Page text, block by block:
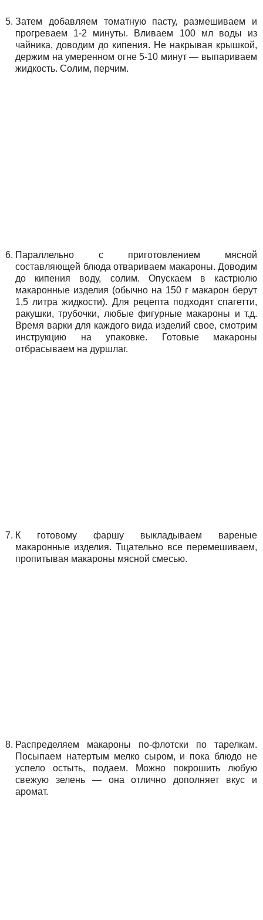
Затем добавляем томатную пасту, размешиваем и
прогреваем 1-2 минуты. Вливаем 100 мл воды из
чайника, доводим до кипения. Не накрывая крышкой,
держим на умеренном огне 5-10 минут — выпариваем
жидкость. Солим, перчим.
Параллельно с приготовлением мясной
составляющей блюда отвариваем макароны. Доводим
до кипения воду, солим. Опускаем в кастрюлю
макаронные изделия (обычно на 150 г макарон берут
1,5 литра жидкости). Для рецепта подходят спагетти,
ракушки, трубочки, любые фигурные макароны и т.д.
Время варки для каждого вида изделий свое, смотрим
инструкцию на упаковке. Готовые макароны
отбрасываем на дуршлаг.
К готовому фаршу выкладываем вареные
макаронные изделия. Тщательно все перемешиваем,
пропитывая макароны мясной смесью.
Распределяем макароны по-флотски по тарелкам.
Посыпаем натертым мелко сыром, и пока блюдо не
успело остыть, подаем. Можно покрошить любую
свежую зелень — она отлично дополняет вкус и
аромат.